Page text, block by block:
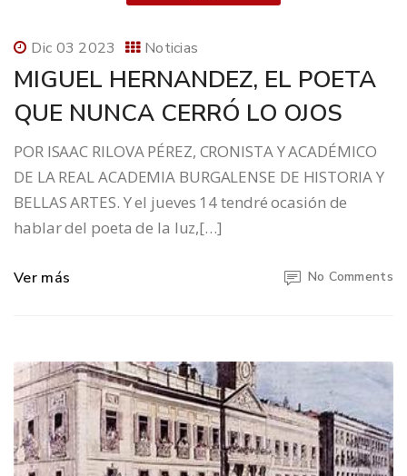
Dic 03 2023 Noticias
MIGUEL HERNANDEZ, EL POETA
QUE NUNCA CERRÓ LO OJOS
POR ISAAC RILOVA PÉREZ, CRONISTA Y ACADÉMICO
DE LA REAL ACADEMIA BURGALENSE DE HISTORIA Y
BELLAS ARTES. Y el jueves 14 tendré ocasión de
hablar del poeta de la luz,[…]
Ver más No Comments